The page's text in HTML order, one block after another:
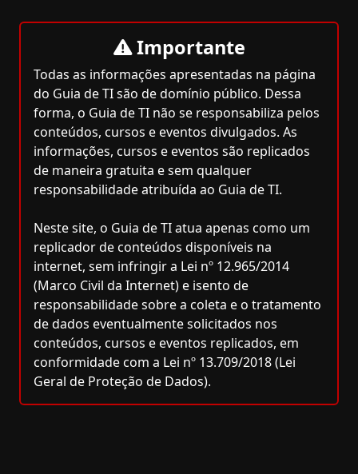
Importante
Todas as informações apresentadas na página
do Guia de TI são de domínio público. Dessa
forma, o Guia de TI não se responsabiliza pelos
conteúdos, cursos e eventos divulgados. As
informações, cursos e eventos são replicados
de maneira gratuita e sem qualquer
responsabilidade atribuída ao Guia de TI.
Neste site, o Guia de TI atua apenas como um
replicador de conteúdos disponíveis na
internet, sem infringir a Lei nº 12.965/2014
(Marco Civil da Internet) e isento de
responsabilidade sobre a coleta e o tratamento
de dados eventualmente solicitados nos
conteúdos, cursos e eventos replicados, em
conformidade com a Lei nº 13.709/2018 (Lei
Geral de Proteção de Dados).